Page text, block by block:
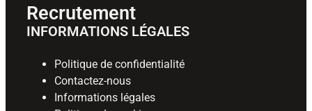
Recrutement
INFORMATIONS LÉGALES
Politique de confidentialité
Contactez-nous
Informations légales